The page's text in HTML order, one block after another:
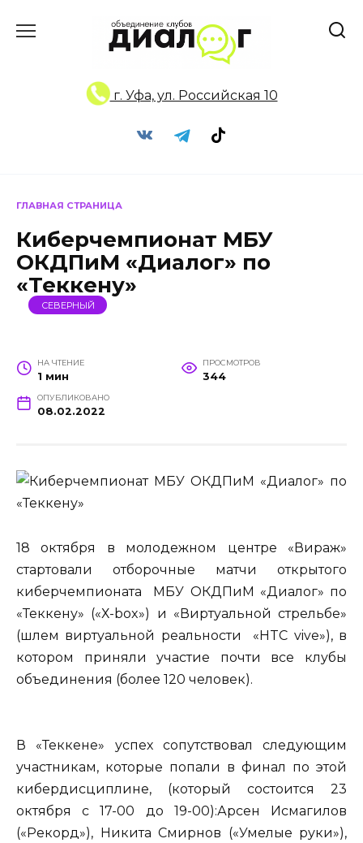
г. Уфа, ул. Российская 10
ГЛАВНАЯ СТРАНИЦА
Киберчемпионат МБУ
ОКДПиМ «Диалог» по
«Теккену»
СЕВЕРНЫЙ
НА ЧТЕНИЕ
1 мин
ПРОСМОТРОВ
344
ОПУБЛИКОВАНО
08.02.2022
18 октября в молодежном центре «Вираж»
стартовали отборочные матчи открытого
киберчемпионата МБУ ОКДПиМ «Диалог» по
«Теккену» («Х-box») и «Виртуальной стрельбе»
(шлем виртуальной реальности «HTC vive»), в
котором приняли участие почти все клубы
объединения (более 120 человек).
В «Теккене» успех сопутствовал следующим
участникам, которые попали в финал по этой
кибердисциплине, (который состоится 23
октября с 17-00 до 19-00):Арсен Исмагилов
(«Рекорд»), Никита Смирнов («Умелые руки»),